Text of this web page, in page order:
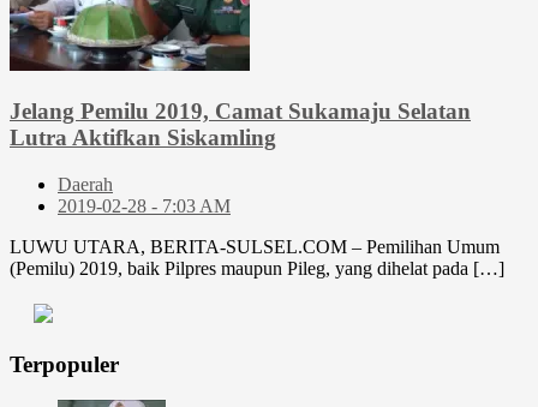
Jelang Pemilu 2019, Camat Sukamaju Selatan
Lutra Aktifkan Siskamling
Daerah
2019-02-28 - 7:03 AM
LUWU UTARA, BERITA-SULSEL.COM – Pemilihan Umum
(Pemilu) 2019, baik Pilpres maupun Pileg, yang dihelat pada […]
Terpopuler